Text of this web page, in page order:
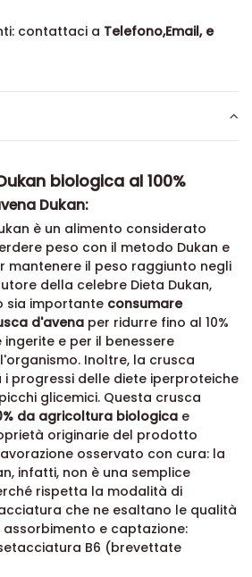
contattaci a Telefono,Email, e
biologica al 100%
Dukan:
è un alimento considerato
peso con il metodo Dukan e
mantenere il peso raggiunto negli
della celebre Dieta Dukan,
sia importante consumare
d'avena per ridurre fino al 10%
e per il benessere
Inoltre, la crusca
i progressi delle diete iperproteiche
glicemici. Questa crusca
da agricoltura biologica e
originarie del prodotto
osservato con cura: la
infatti, non è una semplice
rispetta la modalità di
che ne esaltano le qualità
e captazione:
B6 (brevettate